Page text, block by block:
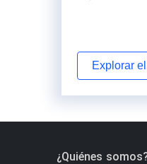
Explorar
¿Quiénes